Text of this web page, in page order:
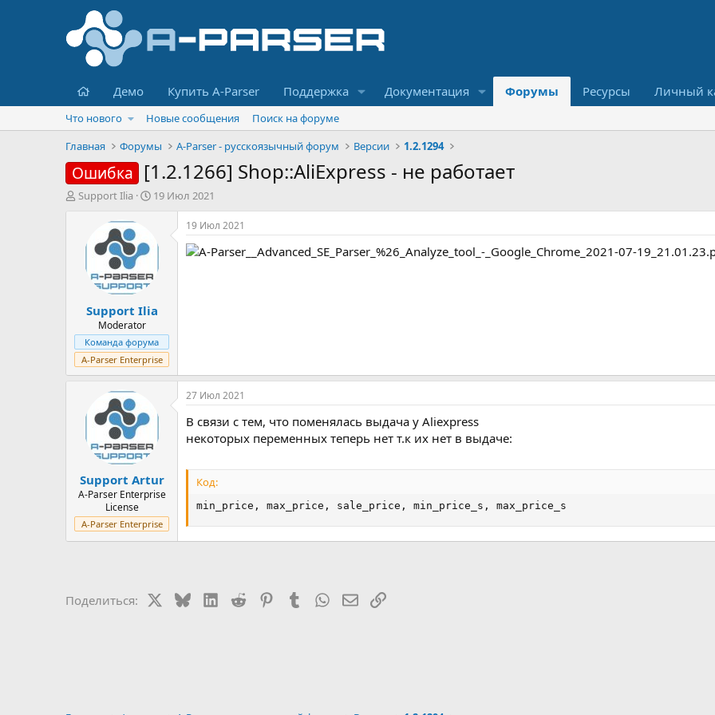
Главная
Демо Купить A-Parser Поддержка Документация Форумы Ресурсы Личный
Что нового Новые сообщения
Поиск на форуме
Главная
Форумы A-Parser - русскоязычный форум Версии 1.2.1294
Ошибка [1.2.1266] Shop::AliExpress - не работает
А
Support Ilia
Д
ч
л
19 Июл 2021
Support Ilia
Moderator
Команда форума
A-Parser Enterprise
19 Июл 2021
Support Artur
A-Parser Enterprise
License
A-Parser Enterprise
27 Июл 2021
В связи с тем, что поменялась выдача у Aliexpress
некоторых переменных теперь нет т.к их нет в выдаче:
Код:
min_price, max_price, sale_price, min_price_s, max_price_s
Поделиться: BlueskyLinkedIn
Reddit PinterestTumblrWhatsAppЭлектронная почта
Ссылка